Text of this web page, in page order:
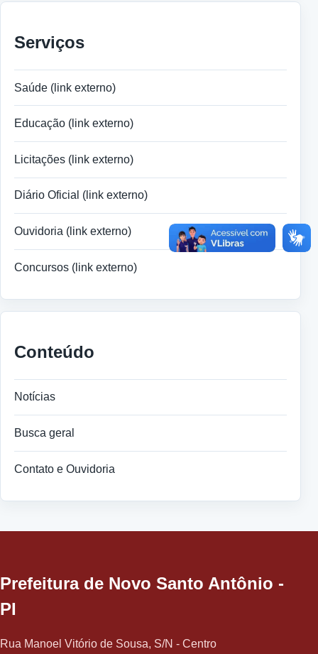
Serviços
Saúde (link externo)
Educação (link externo)
Licitações (link externo)
Diário Oficial (link externo)
Ouvidoria (link externo)
Concursos (link externo)
Conteúdo
Notícias
Busca geral
Contato e Ouvidoria
Prefeitura de Novo Santo Antônio -
PI
Rua Manoel Vitório de Sousa, S/N - Centro